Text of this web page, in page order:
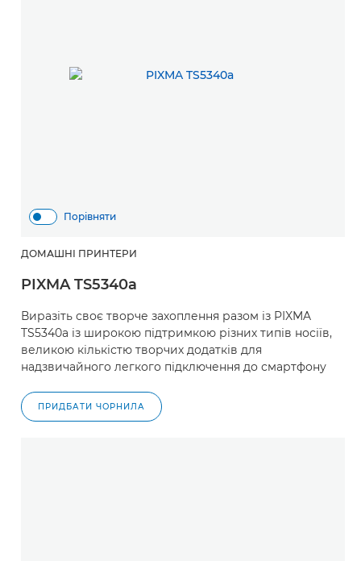
Порівняти
ДОМАШНІ ПРИНТЕРИ
PIXMA TS5340a
Виразіть своє творче захоплення разом із PIXMA
TS5340a із широкою підтримкою різних типів носіїв,
великою кількістю творчих додатків для
надзвичайного легкого підключення до смартфону
ПРИДБАТИ ЧОРНИЛА